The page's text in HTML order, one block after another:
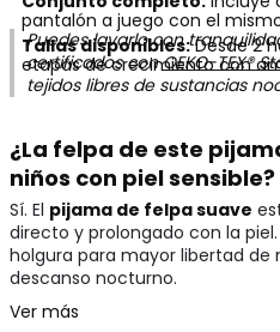
pantalón a juego con el
Tallas disponibles:Desde 2
etapas de crecimiento con
Puedes lavarlo con
certificados conOEKO-TEX®
tejidos libres de sustancias
¿La felpa de este
niños con piel sensible?
Sí. El pijama de felpa suave
directo y prolongado con la
holgura para mayor libertad
descanso nocturno.
Ver más